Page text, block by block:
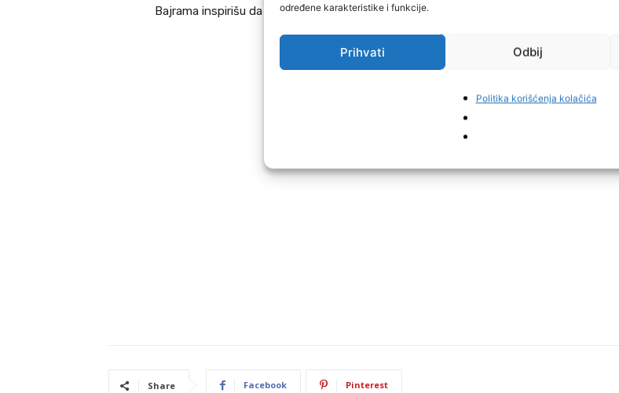
određene karakteristike i funkcije.
Prihvati Odbij
Politika korišćenja kolačića
Bajrama inspirišu da gradimo bolju zajednicu u kojoj vlada mir, razumijevanje i pravda.
Narod i Pravda Tešanj
Share Facebook Pinterest